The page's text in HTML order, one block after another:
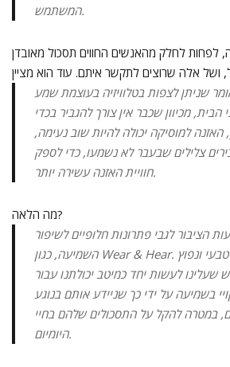
המשתמש.
לפחות לחלק מהאנשים החווים תסכול מאובדן
שניתן לצפות בטלוויזיה בעוצמת שמע
מכיוון שכבר אין צורך להגביר בכדי
האזנה למוסיקה יכולה להיות שוב נעימה,
צלילים שבעבר לא נשמעו, כדי לספק
חוויית האזנה עשירה יותר.
מה הלאה?
הציבור לגבי פתרונות חלופיים לשיפור
השמיעה, כגון Wear & Hear. אובדן שמיעה הוא טבעי ונפוץ
שעלינו לעשות יחד כמיטב יכולתנו עבור
בשמיעה על ידי כך שניידע אותם בנוגע
במטרה להקל על התסכולים שלהם בחיי
היומיום.